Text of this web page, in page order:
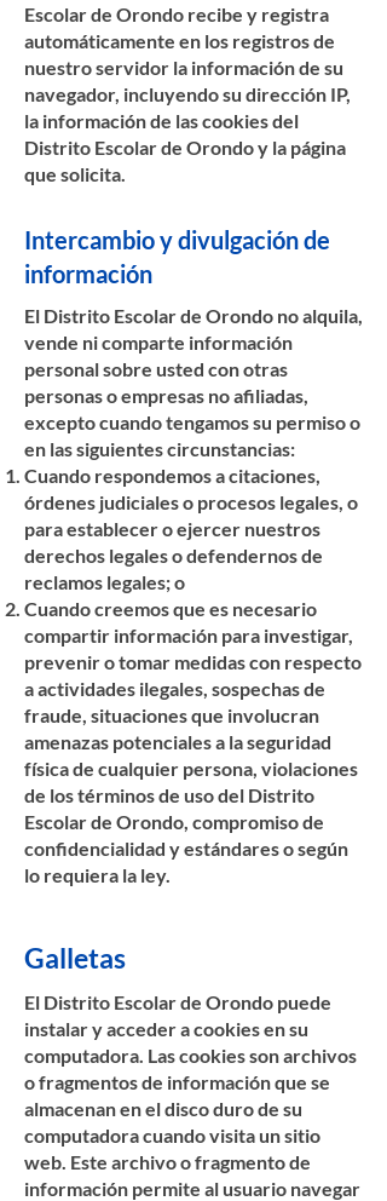
Escolar de Orondo recibe y registra
automáticamente en los registros de
nuestro servidor la información de su
navegador, incluyendo su dirección IP,
la información de las cookies del
Distrito Escolar de Orondo y la página
que solicita.
Intercambio y divulgación de
información
El Distrito Escolar de Orondo no alquila,
vende ni comparte información
personal sobre usted con otras
personas o empresas no afiliadas,
excepto cuando tengamos su permiso o
en las siguientes circunstancias:
Cuando respondemos a citaciones,
órdenes judiciales o procesos legales, o
para establecer o ejercer nuestros
derechos legales o defendernos de
reclamos legales; o
Cuando creemos que es necesario
compartir información para investigar,
prevenir o tomar medidas con respecto
a actividades ilegales, sospechas de
fraude, situaciones que involucran
amenazas potenciales a la seguridad
física de cualquier persona, violaciones
de los términos de uso del Distrito
Escolar de Orondo, compromiso de
confidencialidad y estándares o según
lo requiera la ley.
Galletas
El Distrito Escolar de Orondo puede
instalar y acceder a cookies en su
computadora. Las cookies son archivos
o fragmentos de información que se
almacenan en el disco duro de su
computadora cuando visita un sitio
web. Este archivo o fragmento de
información permite al usuario navegar